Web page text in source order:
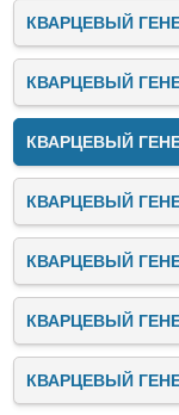
КВАРЦЕВЫЙ
КВАРЦЕВЫЙ
КВАРЦЕВЫЙ
КВАРЦЕВЫЙ
КВАРЦЕВЫЙ
КВАРЦЕВЫЙ
КВАРЦЕВЫЙ